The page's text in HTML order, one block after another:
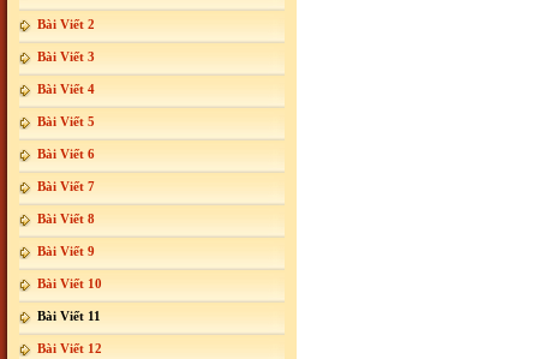
Bài Viết 2
Bài Viết 3
Bài Viết 4
Bài Viết 5
Bài Viết 6
Bài Viết 7
Bài Viết 8
Bài Viết 9
Bài Viết 10
Bài Viết 11
Bài Viết 12